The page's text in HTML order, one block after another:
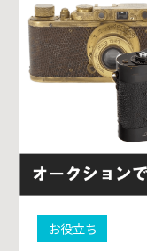
お役立ち